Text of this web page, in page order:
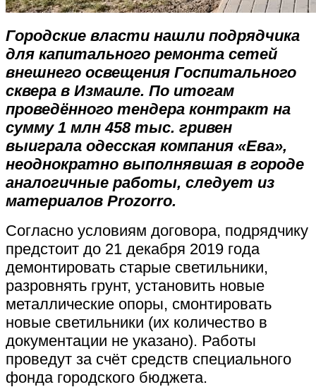
Городские власти нашли подрядчика
для капитального ремонта сетей
внешнего освещения Госпитального
сквера в Измаиле. По итогам
проведённого тендера контракт на
сумму 1 млн 458 тыс. гривен
выиграла одесская компания «Ева»,
неоднократно выполнявшая в городе
аналогичные работы, следует из
материалов Prozorro.
Согласно условиям договора, подрядчику
предстоит до 21 декабря 2019 года
демонтировать старые светильники,
разровнять грунт, установить новые
металлические опоры, смонтировать
новые светильники (их количество в
документации не указано). Работы
проведут за счёт средств специального
фонда городского бюджета.